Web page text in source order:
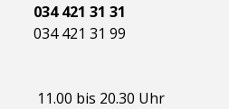
034 421 31 31
034 421 31 99
11.00 bis 20.30 Uhr